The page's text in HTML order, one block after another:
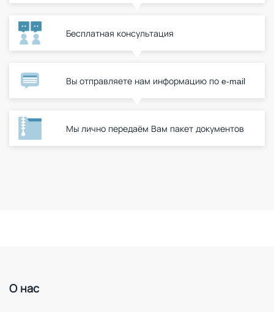
Бесплатная консультация
Вы отправляете нам информацию по e-mail
Мы лично передаём Вам пакет документов
О нас